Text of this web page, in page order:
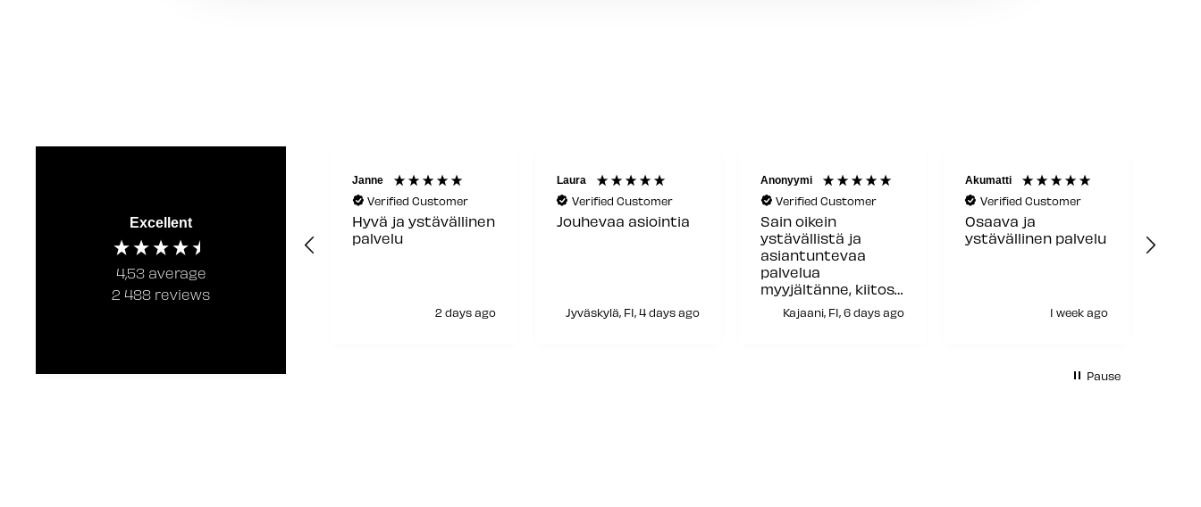
Excellent
4,53 average
2 488 reviews
Janne
Verified Customer
Hyvä ja ystävällinen
palvelu
2 days ago
Laura
Verified Customer
Jouhevaa asiointia
Jyväskylä, FI, 4 days ago
Anonyymi
Verified Customer
Sain oikein
ystävällistä ja
asiantuntevaa
palvelua
myyjältänne, kiitos
siitä!Kajaani, FI, 6 days ago
Akumatti
Verified Customer
Osaava ja
ystävällinen palvelu
1 week ago
Pause